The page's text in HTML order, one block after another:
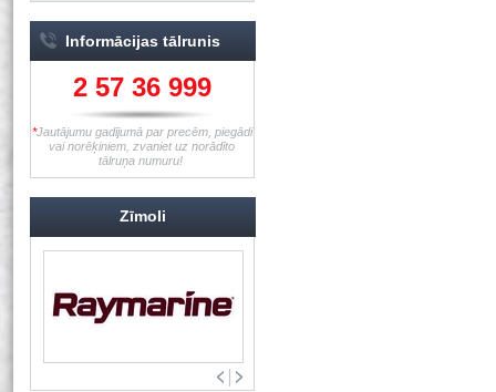
Informācijas tālrunis
2 57 36 999
*Jautājumu gadījumā par precēm, piegādi
vai norēķiniem, zvaniet uz norādīto
tālruņa numuru!
Zīmoli